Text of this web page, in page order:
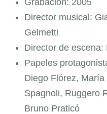
Director musical:
Gelmetti
Director de escena:
Papeles
Diego Flórez,
Spagnoli, Ruggero
Bruno Praticó